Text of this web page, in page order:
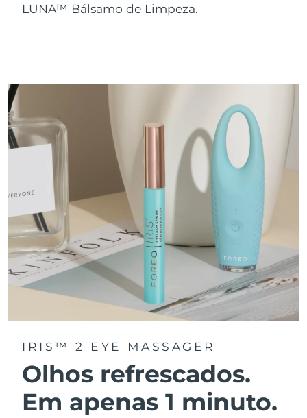
LUNA™ Bálsamo de Limpeza.
IRIS™ 2 EYE MASSAGER
Olhos refrescados.
Em apenas 1 minuto.